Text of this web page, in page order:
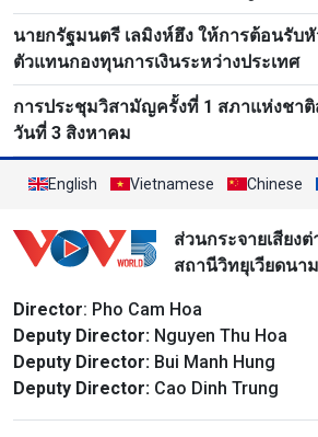
นายกรัฐมนตรี เลมิงห์ฮึง ให้การต้อนรับ
ตัวแทนกองทุนการเงินระหว่างประเทศ
การประชุมวิสามัญครั้งที่ 1 สภาแห่งชา
วันที่ 3 สิงหาคม
English Vietnamese Chinese
ส่วนกระจายเสียงต่
สถานีวิทยุเวียดนาม
Director: Pho Cam Hoa
Deputy Director: Nguyen Thu Hoa
Deputy Director: Bui Manh Hung
Deputy Director: Cao Dinh Trung